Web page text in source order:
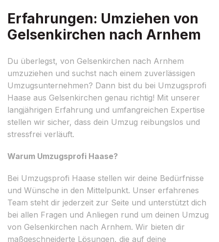
Erfahrungen: Umziehen von
Gelsenkirchen nach Arnhem
Du überlegst, von Gelsenkirchen nach Arnhem
umzuziehen und suchst nach einem zuverlässigen
Umzugsunternehmen? Dann bist du bei Umzugsprofi
Haase aus Gelsenkirchen genau richtig! Mit unserer
langjährigen Erfahrung und umfangreichen Expertise
stellen wir sicher, dass dein Umzug reibungslos und
stressfrei verläuft.
Warum Umzugsprofi Haase?
Bei Umzugsprofi Haase stellen wir deine Bedürfnisse
und Wünsche in den Mittelpunkt. Unser erfahrenes
Team steht dir jederzeit zur Seite und unterstützt dich
bei allen Fragen und Anliegen rund um deinen Umzug
von Gelsenkirchen nach Arnhem. Wir bieten dir
maßgeschneiderte Lösungen, die auf deine